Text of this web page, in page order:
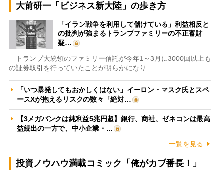
大前研一「ビジネス新大陸」の歩き方
「イラン戦争を利用して儲けている」利益相反と
の批判が強まるトランプファミリーの不正蓄財
疑…
トランプ大統領のファミリー信託が今年1～3月に3000回以上も
の証券取引を行っていたことが明らかになり…
「いつ暴発してもおかしくはない」イーロン・マスク氏とスペ
ースXが抱えるリスクの数々「絶対…
【3メガバンクは純利益5兆円超】銀行、商社、ゼネコンは最高
益続出の一方で、中小企業・…
一覧を見る
投資ノウハウ満載コミック「俺がカブ番長！」